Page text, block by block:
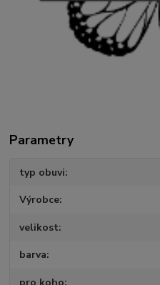
Parametry
typ obuvi
Výrobce
velikost
barva